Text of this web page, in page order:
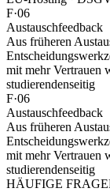
F·06
Austauschfeedback
Aus früheren
mit mehr Vertrauen
studierendenseitig
F·06
Austauschfeedback
Aus früheren
mit mehr Vertrauen
studierendenseitig
HÄUFIGE